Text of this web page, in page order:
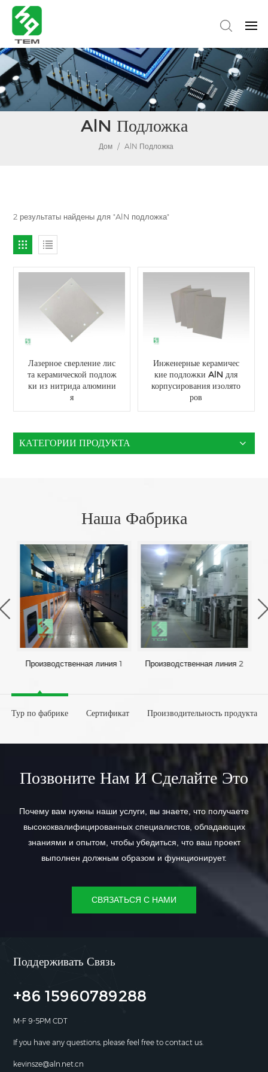
AlN Подложка
Дом / AlN Подложка
2 результаты найдены для "AlN подложка"
Лазерное сверление лис
та керамической подлож
ки из нитрида алюмини
я
Инженерные керамичес
кие подложки AlN для
корпусирования изолято
ров
КАТЕГОРИИ ПРОДУКТА
Наша Фабрика
Производственная линия 1 Производственная линия 2
Тур по фабрике Сертификат Производительность продукта
Позвоните Нам И Сделайте Это
Почему вам нужны наши услуги, вы знаете, что получаете
высококвалифицированных специалистов, обладающих
знаниями и опытом, чтобы убедиться, что ваш проект
выполнен должным образом и функционирует.
СВЯЗАТЬСЯ С НАМИ
Поддерживать Связь
+86 15960789288
M-F 9-5PM CDT
If you have any questions, please feel free to contact us.
kevinsze@aln.net.cn